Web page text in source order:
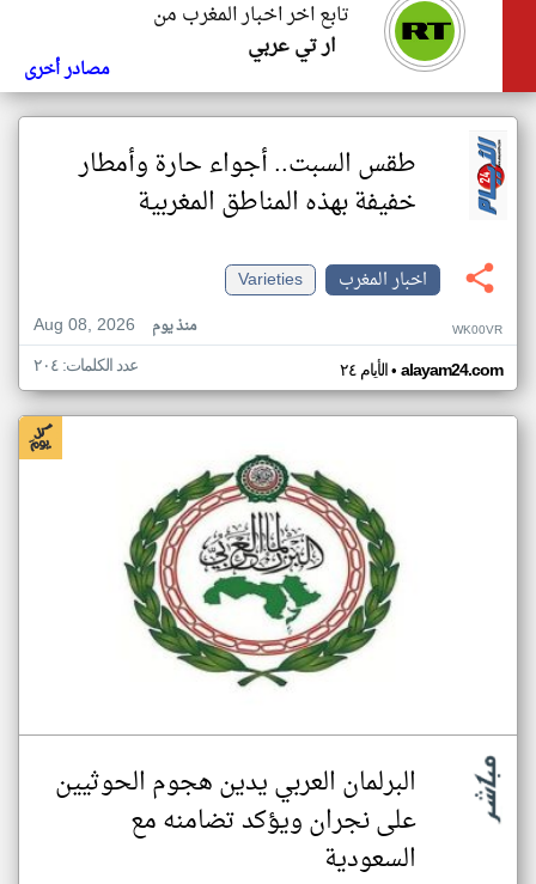
تابع اخر اخبار المغرب من
ار تي عربي
مصادر أخرى
طقس السبت.. أجواء حارة وأمطار
خفيفة بهذه المناطق المغربية
اخبار المغرب
Varieties
Aug 08, 2026
منذ يوم WK00VR
الأيام ٢٤• alayam24.com عدد الكلمات: ٢٠٤
البرلمان العربي يدين هجوم الحوثيين
على نجران ويؤكد تضامنه مع
السعودية